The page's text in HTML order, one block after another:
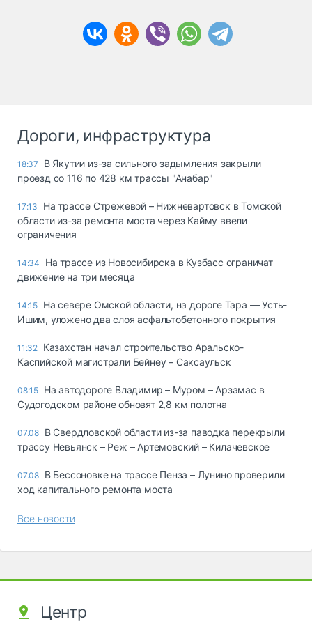
Дороги, инфраструктура
18:37
В Якутии из-за сильного задымления закрыли
проезд со 116 по 428 км трассы "Анабар"
17:13
На трассе Стрежевой – Нижневартовск в Томской
области из-за ремонта моста через Кайму ввели
ограничения
14:34
На трассе из Новосибирска в Кузбасс ограничат
движение на три месяца
14:15 На севере Омской области, на дороге Тара — Усть-
Ишим, уложено два слоя асфальтобетонного покрытия
11:32 Казахстан начал строительство Аральско-
Каспийской магистрали Бейнеу – Саксаульск
08:15 На автодороге Владимир – Муром – Арзамас в
Судогодском районе обновят 2,8 км полотна
07.08 В Свердловской области из-за паводка перекрыли
трассу Невьянск – Реж – Артемовский – Килачевское
07.08 В Бессоновке на трассе Пенза – Лунино проверили
ход капитального ремонта моста
Все новости
Центр